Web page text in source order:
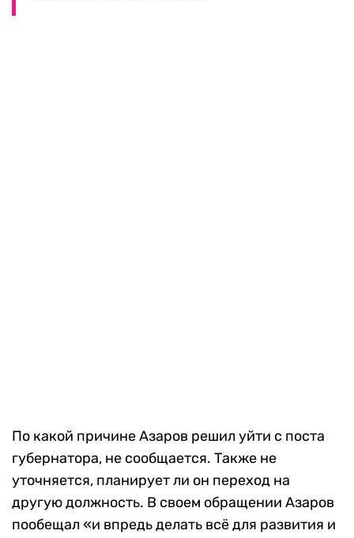
По какой причине Азаров решил уйти с поста
губернатора, не сообщается. Также не
уточняется, планирует ли он переход на
другую должность. В своем обращении Азаров
пообещал «и впредь делать всё для развития и